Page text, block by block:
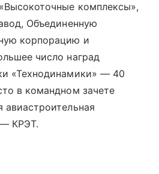
комплексы»,
Объединенную
корпорацию и
число наград
«Технодинамики» — 40
в командном зачете
авиастроительная
— КРЭТ.